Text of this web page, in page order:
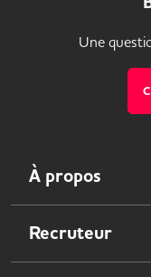
Une
À propos
Recruteur